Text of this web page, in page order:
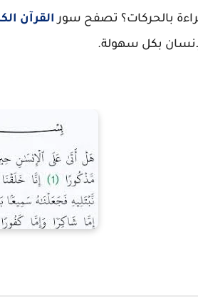
بالحركات؟ تصفح سور القرآن
بكل سهولة.